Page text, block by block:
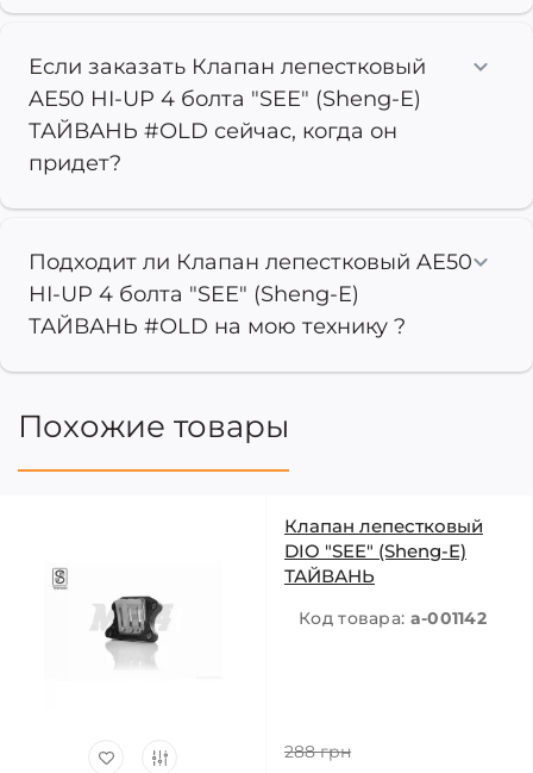
Если заказать Клапан лепестковый
AE50 HI-UP 4 болта "SEE" (Sheng-E)
ТАЙВАНЬ #OLD сейчас, когда он
придет?
Подходит ли Клапан лепестковый AE50
HI-UP 4 болта "SEE" (Sheng-E)
ТАЙВАНЬ #OLD на мою технику ?
Похожие товары
Клапан лепестковый
DIO "SEE" (Sheng-E)
ТАЙВАНЬ
Код товара: a-001142
288 грн